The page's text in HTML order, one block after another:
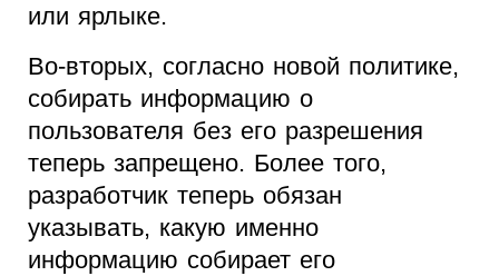
или ярлыке.
Во-вторых, согласно новой политике,
собирать информацию о
пользователя без его разрешения
теперь запрещено. Более того,
разработчик теперь обязан
указывать, какую именно
информацию собирает его